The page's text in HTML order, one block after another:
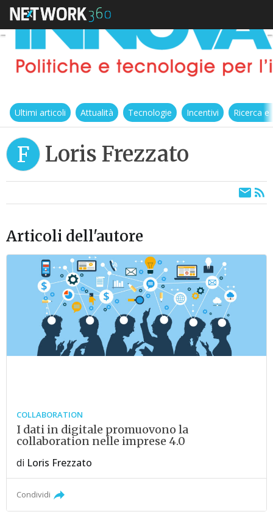
Ultimi articoli Attualità Tecnologie Incentivi Ricerca
F Loris Frezzato
Articoli dell'autore
COLLABORATION
I dati in digitale promuovono la
collaboration nelle imprese 4.0
di Loris Frezzato
Condividi